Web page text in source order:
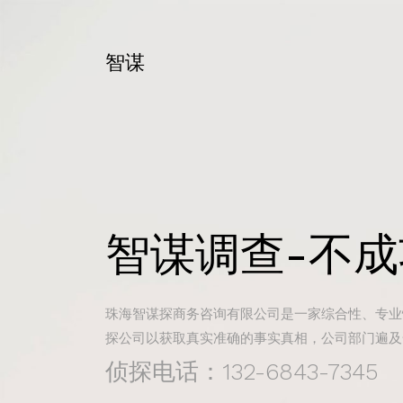
智谋
智谋调查-不
珠海智谋探商务咨询有限公司是一家综合性、专
探公司以获取真实准确的事实真相，公司部门遍
侦探电话：132-6843-7345